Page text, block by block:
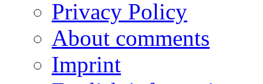
Privacy Policy
About comments
Imprint